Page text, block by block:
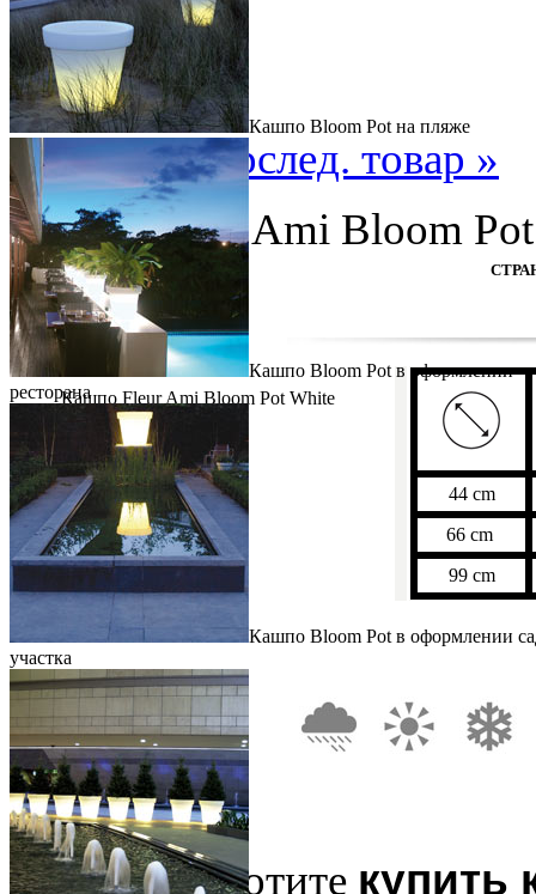
Кашпо Bloom Pot на пляже
Кашпо Bloom Pot в оформлении
ресторана
Кашпо Bloom Pot в оформлении
участка
« пред. товарслед. товар »
Кашпо Fleur Ami Bloom
МАТЕРИАЛ:
Кашпо Fleur Ami Bloom Pot White
44 cm
66 cm
99 cm
Если вы хотите купить